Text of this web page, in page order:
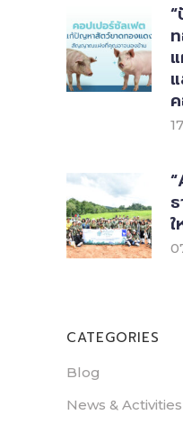
CATEGORIES
Blog
News & Activities